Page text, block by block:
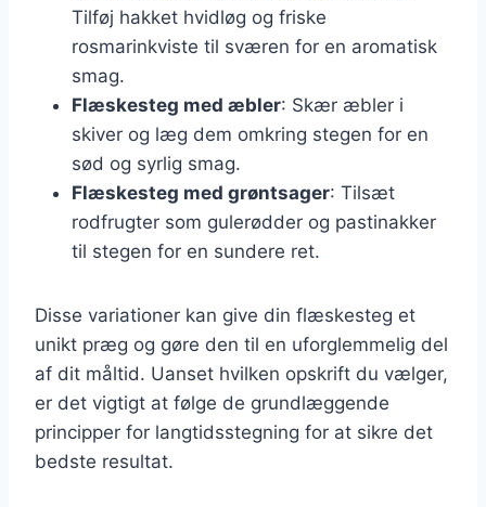
Tilføj hakket hvidløg og friske
rosmarinkviste til sværen for en aromatisk
smag.
Flæskesteg med æbler: Skær æbler i
skiver og læg dem omkring stegen for en
sød og syrlig smag.
Flæskesteg med grøntsager: Tilsæt
rodfrugter som gulerødder og pastinakker
til stegen for en sundere ret.
Disse variationer kan give din flæskesteg et
unikt præg og gøre den til en uforglemmelig del
af dit måltid. Uanset hvilken opskrift du vælger,
er det vigtigt at følge de grundlæggende
principper for langtidsstegning for at sikre det
bedste resultat.